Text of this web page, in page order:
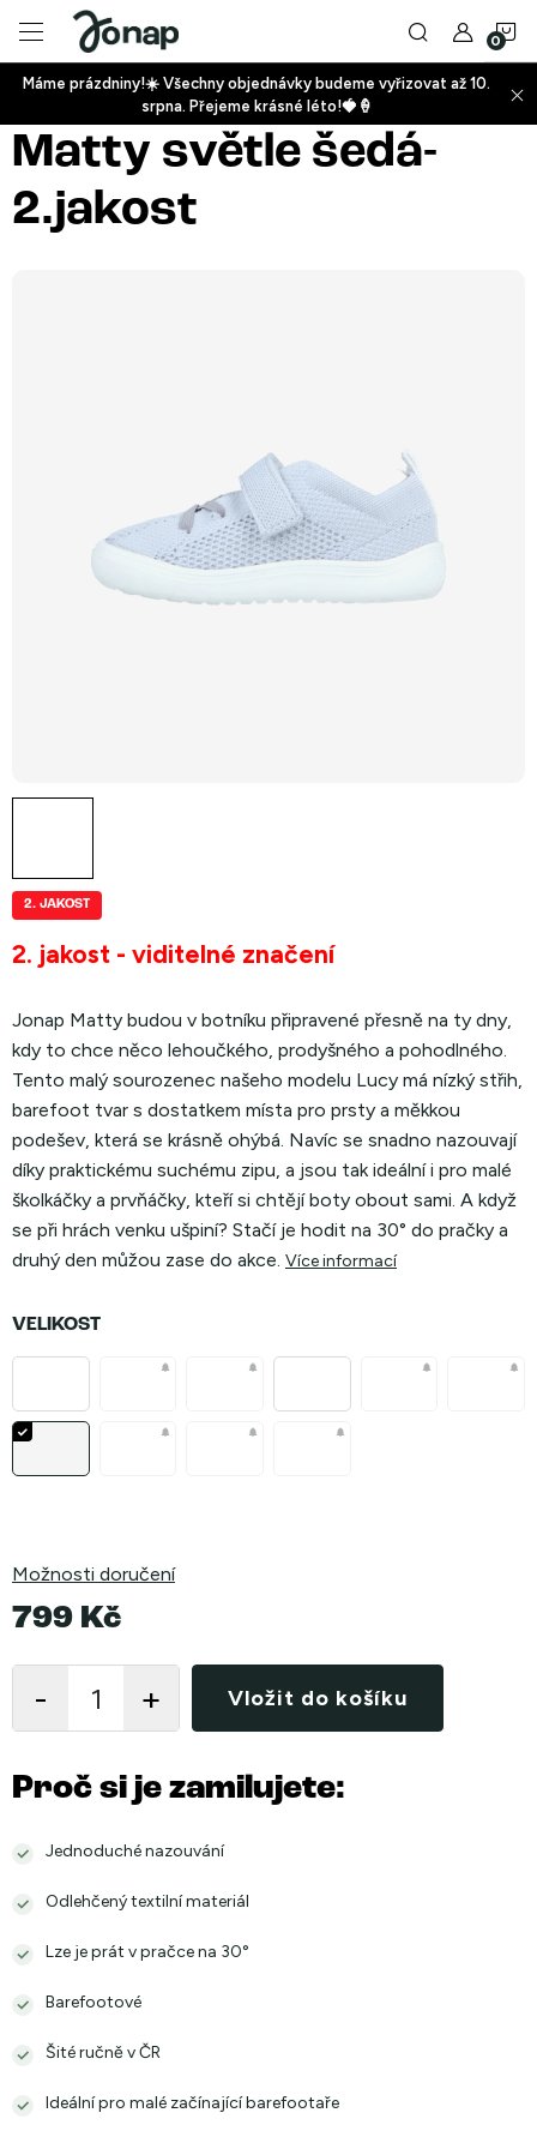
obsah
+
Máme prázdniny!☀️ Všechny objednávky budeme vyřizovat až 10.
srpna. Přejeme krásné léto!🍓🍦
Matty světle šedá-
2.jakost
2. JAKOST
2. jakost - viditelné značení
Jonap Matty budou v botníku připravené přesně na ty dny,
kdy to chce něco lehoučkého, prodyšného a pohodlného.
Tento malý sourozenec našeho modelu Lucy má nízký střih,
barefoot tvar s dostatkem místa pro prsty a měkkou
podešev, která se krásně ohýbá. Navíc se snadno nazouvají
díky praktickému suchému zipu, a jsou tak ideální i pro malé
školkáčky a prvňáčky, kteří si chtějí boty obout sami. A když
se při hrách venku ušpiní? Stačí je hodit na 30° do pračky a
druhý den můžou zase do akce. Více informací
VELIKOST
Možnosti doručení
799 Kč
cena:
Vložit do košíku
Proč si je zamilujete:
Jednoduché nazouvání
Odlehčený textilní materiál
Lze je prát v pračce na 30°
Barefootové
Šité ručně v ČR
Ideální pro malé začínající barefootaře